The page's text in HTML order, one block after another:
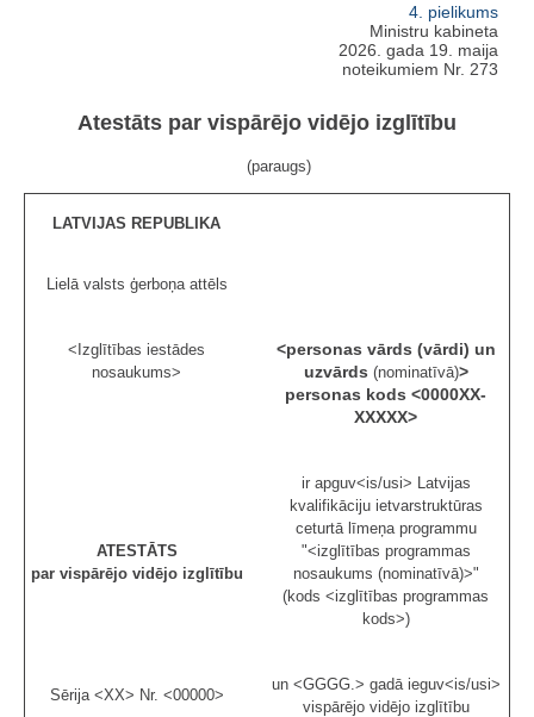
4. pielikums
Ministru kabineta
2026. gada 19. maija
noteikumiem Nr. 273
Atestāts par vispārējo vidējo izglītību
(paraugs)
LATVIJAS REPUBLIKA
Lielā valsts ģerboņa attēls
<Izglītības iestādes
nosaukums>
<personas vārds (vārdi) un
uzvārds (nominatīvā)>
personas kods <0000XX-
XXXXX>
ATESTĀTS
par vispārējo vidējo izglītību
ir apguv<is/usi> Latvijas
kvalifikāciju ietvarstruktūras
ceturtā līmeņa programmu
"<izglītības programmas
nosaukums (nominatīvā)>"
(kods <izglītības programmas
kods>)
Sērija <XX> Nr. <00000>
un <GGGG.> gadā ieguv<is/usi>
vispārējo vidējo izglītību